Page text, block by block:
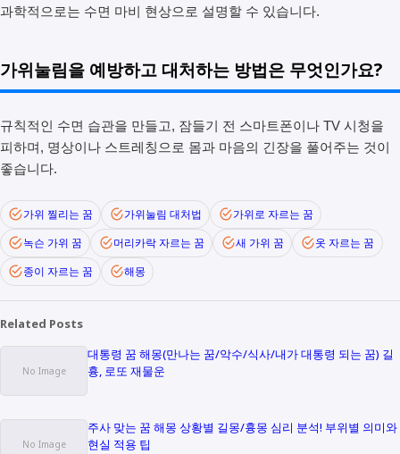
과학적으로는 수면 마비 현상으로 설명할 수 있습니다.
가위눌림을 예방하고 대처하는 방법은 무엇인가요?
규칙적인 수면 습관을 만들고, 잠들기 전 스마트폰이나 TV 시청을
피하며, 명상이나 스트레칭으로 몸과 마음의 긴장을 풀어주는 것이
좋습니다.
가위 찔리는 꿈 가위눌림 대처법
가위로 자르는 꿈
녹슨 가위 꿈
머리카락 자르는 꿈 새 가위 꿈
옷 자르는 꿈
종이 자르는 꿈
해몽
Related Posts
대통령 꿈 해몽(만나는 꿈/악수/식사/내가 대통령 되는 꿈) 길
흉, 로또 재물운
주사 맞는 꿈 해몽 상황별 길몽/흉몽 심리 분석! 부위별 의미와
현실 적용 팁